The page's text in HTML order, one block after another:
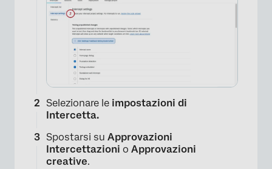
Selezionare le impostazioni di
Intercetta.
Spostarsi su Approvazioni
Intercettazioni o Approvazioni
creative.